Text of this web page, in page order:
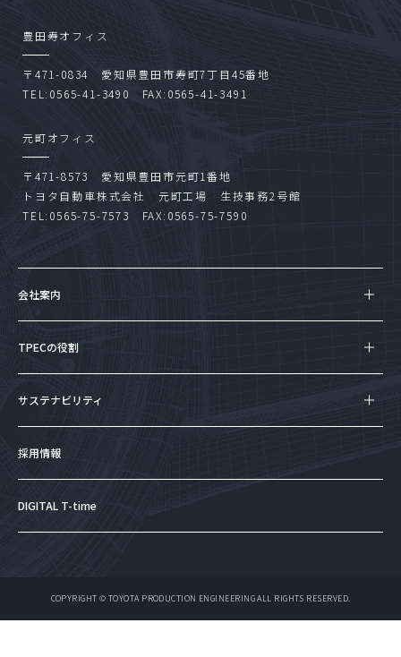
豊田寿オフィス
〒471-0834 愛知県豊田市寿町7丁目45番地
TEL:0565-41-3490 FAX:0565-41-3491
元町オフィス
〒471-8573 愛知県豊田市元町1番地
トヨタ自動車株式会社 元町工場 生技事務2号館
TEL:0565-75-7573 FAX:0565-75-7590
会社案内
TPECの役割
サステナビリティ
採用情報
DIGITAL T-time
COPYRIGHT © TOYOTA PRODUCTION ENGINEERING ALL RIGHTS RESERVED.